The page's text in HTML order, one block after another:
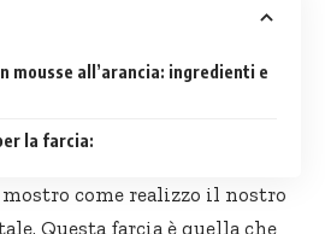
mousse all’arancia: ingredienti e
la farcia:
come realizzo il nostro
Questa farcia è quella che